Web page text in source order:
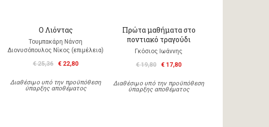
Ο Λιόντας
Τουμπακάρη Νάνση
Διονυσόπουλος Νίκος (επιμέλεια)
€ 25,36
€ 22,80
Διαθέσιμο υπό την προϋπόθεση
ύπαρξης αποθέματος
Πρώτα μαθήματα στο
ποντιακό τραγούδι
Γκόσιος Ιωάννης
€ 19,80
€ 17,80
Διαθέσιμο υπό την προϋπόθεση
ύπαρξης αποθέματος